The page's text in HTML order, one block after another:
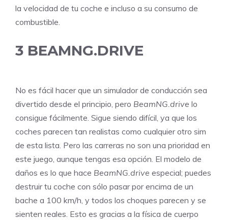
la velocidad de tu coche e incluso a su consumo de
combustible.
3 BEAMNG.DRIVE
No es fácil hacer que un simulador de conducción sea
divertido desde el principio, pero BeamNG.drive lo
consigue fácilmente. Sigue siendo difícil, ya que los
coches parecen tan realistas como cualquier otro sim
de esta lista. Pero las carreras no son una prioridad en
este juego, aunque tengas esa opción. El modelo de
daños es lo que hace BeamNG.drive especial; puedes
destruir tu coche con sólo pasar por encima de un
bache a 100 km/h, y todos los choques parecen y se
sienten reales. Esto es gracias a la física de cuerpo